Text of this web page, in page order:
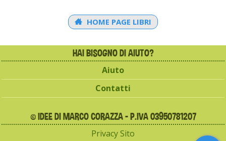
HOME PAGE LIBRI
HAI BISOGNO DI AIUTO?
Aiuto
Contatti
© IDEE DI MARCO CORAZZA - P.IVA 03950781207
Privacy Sito